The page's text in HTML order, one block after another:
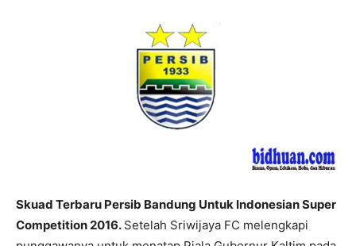
Skuad Terbaru Persib Bandung Untuk Indonesian Super
Competition 2016. Setelah Sriwijaya FC melengkapi